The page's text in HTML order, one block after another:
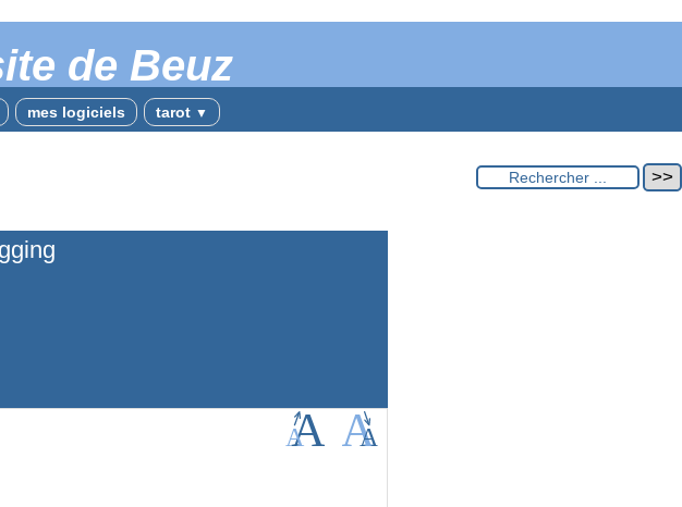
de Beuz
mes logiciels tarot ▼